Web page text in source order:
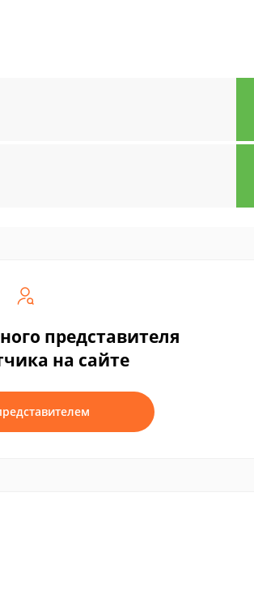
представителя
на сайте